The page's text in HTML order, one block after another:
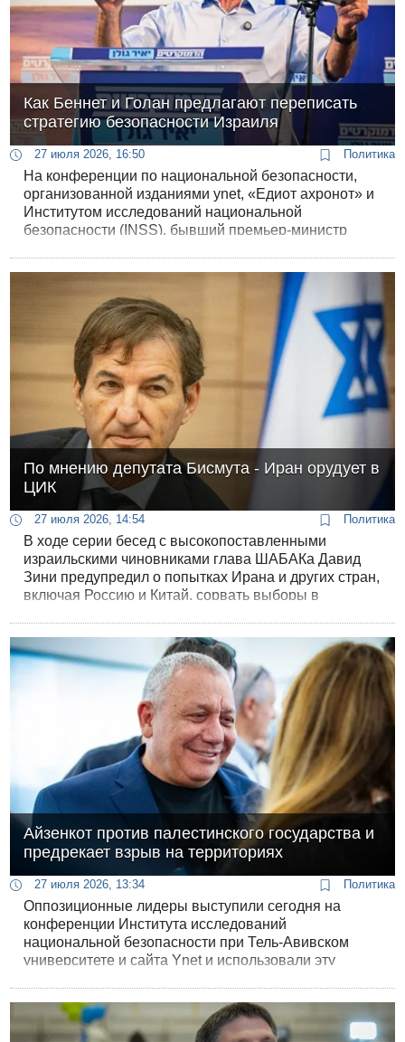
Как Беннет и Голан предлагают переписать
стратегию безопасности Израиля
27 июля 2026, 16:50 Политика
На конференции по национальной безопасности,
организованной изданиями ynet, «Едиот ахронот» и
Институтом исследований национальной
безопасности (INSS), бывший премьер-министр
программными заявлениями. Оба резко
раскритиковали действующее руководство страны и
обозначили контуры возможной коалиции в случае
смены власти.
По мнению депутата Бисмута - Иран орудует в
ЦИК
27 июля 2026, 14:54 Политика
В ходе серии бесед с высокопоставленными
израильскими чиновниками глава ШАБАКа Давид
Зини предупредил о попытках Ирана и других стран,
включая Россию и Китай, сорвать выборы в
Айзенкот против палестинского государства и
предрекает взрыв на территориях
27 июля 2026, 13:34 Политика
Оппозиционные лидеры выступили сегодня на
конференции Института исследований
национальной безопасности при Тель-Авивском
университете и сайта Ynet и использовали эту
Израиле и каждая возможность публичного
высказывания ценится политиками «на вес золота».